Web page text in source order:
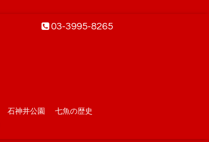
03-3995-8265
石神井公園
七魚の歴史